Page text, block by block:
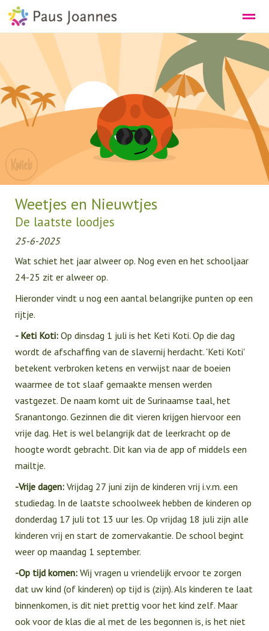
DE PEUTEROPVANG
Bellen Agenda Nieuws
Weetjes en Nieuwtjes
De laatste loodjes
25-6-2025
Wat schiet het jaar alweer op. Nog even en het schooljaar
24-25 zit er alweer op.
Hieronder vindt u nog een aantal belangrijke punten op een
rijtje.
- Keti Koti: Op dinsdag 1 juli is het Keti Koti. Op die dag
wordt de afschaffing van de slavernij herdacht. 'Keti Koti'
betekent verbroken ketens en verwijst naar de boeien
waarmee de tot slaaf gemaakte mensen werden
vastgezet. De naam komt uit de Surinaamse taal, het
Sranantongo. Gezinnen die dit vieren krijgen hiervoor een
vrije dag. Het is wel belangrijk dat de leerkracht op de
hoogte wordt gebracht. Dit kan via de app of middels een
mailtje.
-Vrije dagen: Vrijdag 27 juni zijn de kinderen vrij i.v.m. een
studiedag. In de laatste schoolweek hebben de kinderen op
donderdag 17 juli tot 13 uur les. Op vrijdag 18 juli zijn alle
kinderen vrij en start de zomervakantie. De school begint
weer op maandag 1 september.
-Op tijd komen: Wij vragen u vriendelijk ervoor te zorgen
dat uw kind (of kinderen) op tijd is (zijn). Als kinderen te laat
binnenkomen, is dit niet prettig voor het kind zelf. Maar
ook voor de klas die al met de les begonnen is, is het niet